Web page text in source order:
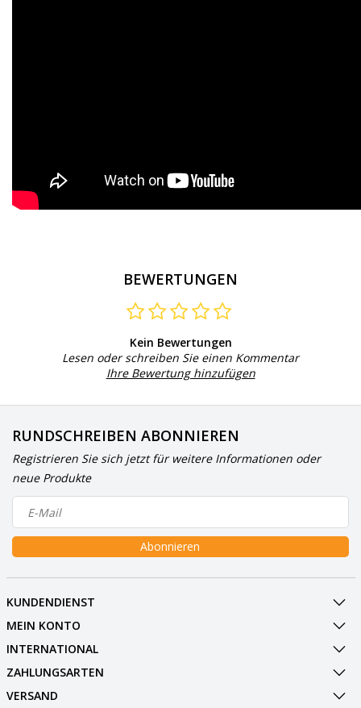
BEWERTUNGEN
Kein Bewertungen
Lesen oder schreiben Sie einen Kommentar
Ihre Bewertung hinzufügen
RUNDSCHREIBEN ABONNIEREN
Registrieren Sie sich jetzt für weitere Informationen oder
neue Produkte
Abonnieren
KUNDENDIENST
MEIN KONTO
INTERNATIONAL
ZAHLUNGSARTEN
VERSAND